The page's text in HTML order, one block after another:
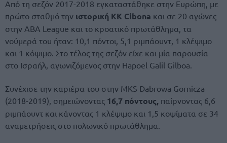
Από τη σεζόν 2017-2018 εγκαταστάθηκε στην Ευρώπη, με
πρώτο σταθμό την ιστορική KK Cibona και σε 20 αγώνες
στην ABA League και το κροατικό πρωτάθλημα, τα
νούμερά του ήταν: 10,1 πόντοι, 5,1 ριμπάουντ, 1 κλέψιμο
και 1 κόψιμο. Στο τέλος της σεζόν είχε και μία παρουσία
στο Ισραήλ, αγωνιζόμενος στην Hapoel Galil Gilboa.
Συνέχισε την καριέρα του στην MKS Dabrowa Gornicza
(2018-2019), σημειώνοντας 16,7 πόντους, παίρνοντας 6,6
ριμπάουντ και κάνοντας 1 κλέψιμο και 1,5 κοψίματα σε 34
αναμετρήσεις στο πολωνικό πρωτάθλημα.